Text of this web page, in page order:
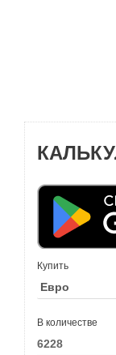
Купить
В количестве